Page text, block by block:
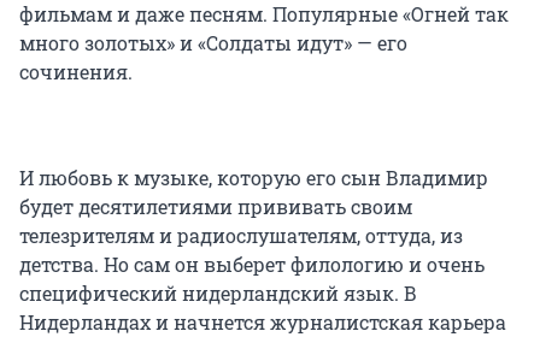
фильмам и даже песням. Популярные «Огней так
много золотых» и «Солдаты идут» — его
сочинения.
И любовь к музыке, которую его сын Владимир
будет десятилетиями прививать своим
телезрителям и радиослушателям, оттуда, из
детства. Но сам он выберет филологию и очень
специфический нидерландский язык. В
Нидерландах и начнется журналистская карьера